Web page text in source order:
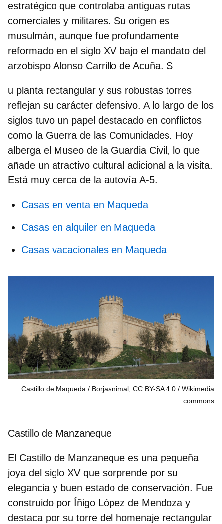
estratégico que controlaba antiguas rutas
comerciales y militares. Su origen es
musulmán, aunque fue profundamente
reformado en el siglo XV bajo el mandato del
arzobispo Alonso Carrillo de Acuña. S
u planta rectangular y sus robustas torres
reflejan su carácter defensivo. A lo largo de los
siglos tuvo un papel destacado en conflictos
como la Guerra de las Comunidades. Hoy
alberga el Museo de la Guardia Civil , lo que
añade un atractivo cultural adicional a la visita.
Está muy cerca de la autovía A-5.
Casas en venta en Maqueda
Casas en alquiler en Maqueda
Casas vacacionales en Maqueda
Castillo de Maqueda / Borjaanimal, CC BY-SA 4.0
Wikimedia
commons
Castillo de Manzaneque
El Castillo de Manzaneque es una pequeña
joya del siglo XV que sorprende por su
elegancia y buen estado de conservación. Fue
construido por Íñigo López de Mendoza y
destaca por su torre del homenaje rectangular